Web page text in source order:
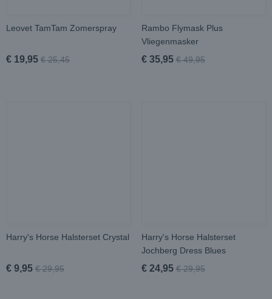
Leovet TamTam Zomerspray
€ 19,95 € 25,45
Rambo Flymask Plus
Vliegenmasker
€ 35,95 € 49,95
Harry's Horse Halsterset Crystal
€ 9,95 € 29,95
Harry's Horse Halsterset
Jochberg Dress Blues
€ 24,95 € 29,95